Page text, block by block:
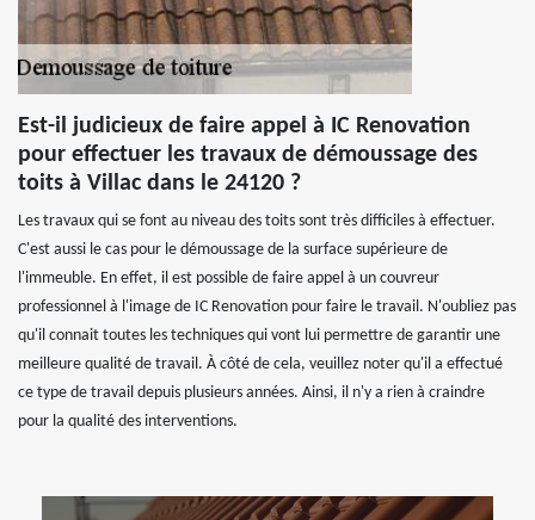
Est-il judicieux de faire appel à IC Renovation
pour effectuer les travaux de démoussage des
toits à Villac dans le 24120 ?
Les travaux qui se font au niveau des toits sont très difficiles à effectuer.
C'est aussi le cas pour le démoussage de la surface supérieure de
l'immeuble. En effet, il est possible de faire appel à un couvreur
professionnel à l'image de IC Renovation pour faire le travail. N'oubliez pas
qu'il connait toutes les techniques qui vont lui permettre de garantir une
meilleure qualité de travail. À côté de cela, veuillez noter qu'il a effectué
ce type de travail depuis plusieurs années. Ainsi, il n'y a rien à craindre
pour la qualité des interventions.